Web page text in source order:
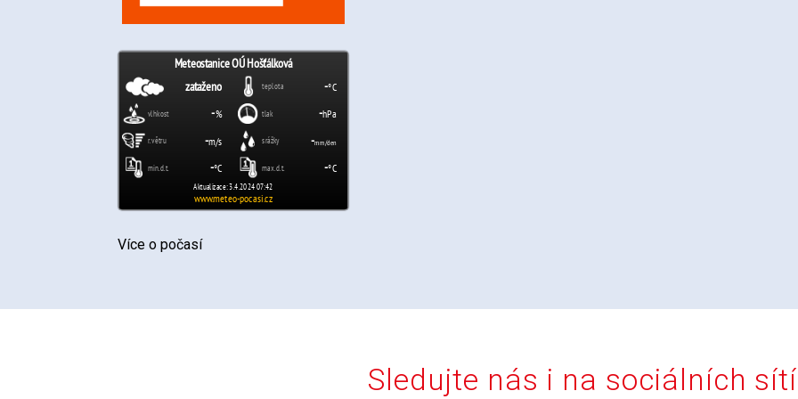
Více o počasí
Sledujte nás i na sociálních